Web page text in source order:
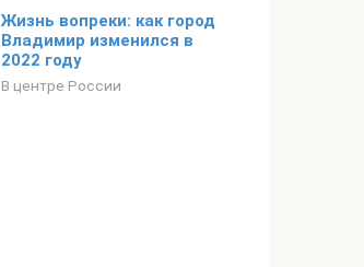
Жизнь вопреки: как город
Владимир изменился в
2022 году
В центре России